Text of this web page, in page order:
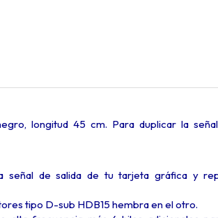
longitud 45 cm. Para duplicar la
señal de salida de tu tarjeta gráfica y
tipo D-sub HDB15 hembra en el otro.